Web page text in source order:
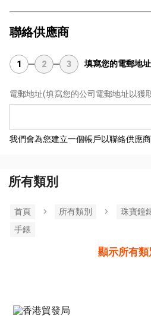
聯絡供應商
1 2 3 填寫您的電郵地址
電郵地址(填寫您的公司電郵地址以獲
我們會為您建立一個帳戶以聯絡供應
所有類別
首頁 所有類別 珠寶鐘
手錶
顯示所有類